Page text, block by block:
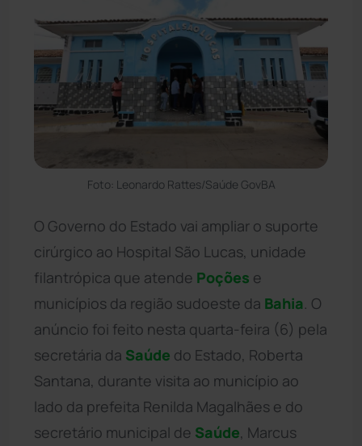
Foto: Leonardo Rattes/Saúde GovBA
O Governo do Estado vai ampliar o suporte
cirúrgico ao Hospital São Lucas, unidade
filantrópica que atende Poções e
municípios da região sudoeste da Bahia . O
anúncio foi feito nesta quarta-feira (6) pela
secretária da Saúde do Estado, Roberta
Santana, durante visita ao município ao
lado da prefeita Renilda Magalhães e do
secretário municipal de Saúde, Marcus